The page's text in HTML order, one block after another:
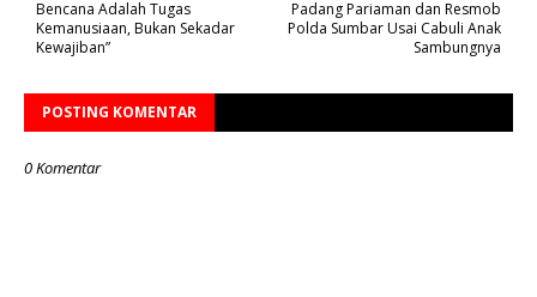
Padang Pariaman dan Resmob
Polda Sumbar Usai Cabuli Anak
Sambungnya
Bencana Adalah Tugas
Kemanusiaan, Bukan Sekadar
Kewajiban”
POSTING KOMENTAR
0 Komentar